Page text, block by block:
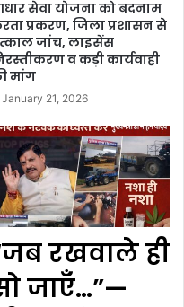
सेवा योजना को बदनाम
प्रकरण, जिला प्रशासन से
जांच, लाइसेंस
व कड़ी कार्यवाही
मांग
January 21, 2026
रखवाले ही
जाएँ…”—